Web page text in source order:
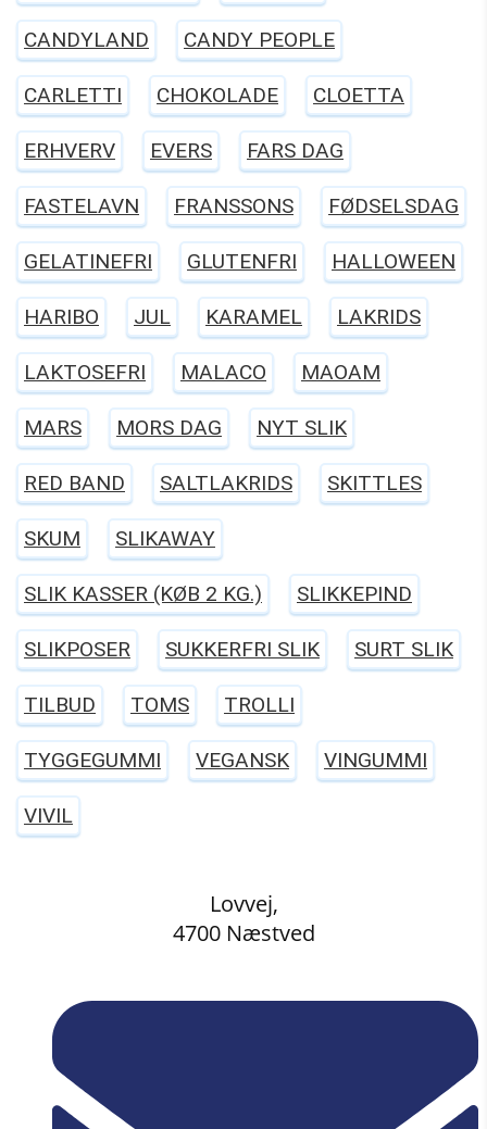
CANDYLAND CANDY PEOPLE
CARLETTI CHOKOLADE CLOETTA
ERHVERV EVERS FARS DAG
FASTELAVN FRANSSONS FØDSELSDAG
GELATINEFRI GLUTENFRI HALLOWEEN
HARIBO JUL KARAMEL LAKRIDS
LAKTOSEFRI MALACO MAOAM
MARS MORS DAG NYT SLIK
RED BAND SALTLAKRIDS SKITTLES
SKUM SLIKAWAY
SLIK KASSER (KØB 2 KG.) SLIKKEPIND
SLIKPOSER SUKKERFRI SLIK SURT SLIK
TILBUD TOMS TROLLI
TYGGEGUMMI VEGANSK VINGUMMI
VIVIL
Lovvej,
4700 Næstved